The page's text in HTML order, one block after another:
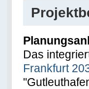
Das
Frankfurt